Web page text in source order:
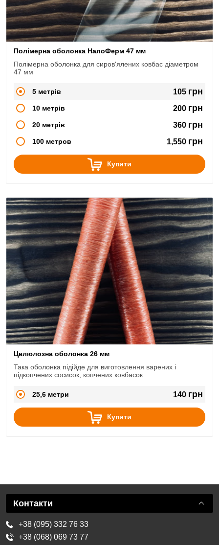
Полімерна оболонка НалоФерм 47 мм
Полімерна оболонка для сиров'ялених ковбас діаметром
47 мм
5 метрів 105 грн
10 метрів 200 грн
20 метрів 360 грн
100 метров 1,550 грн
Купити
Целюлозна оболонка 26 мм
Така оболонка підійде для виготовлення варених і
підкопчених сосисок, копчених ковбасок
25,6 метри 140 грн
Купити
Контакти
+38 (095) 332 76 33
+38 (068) 069 73 77